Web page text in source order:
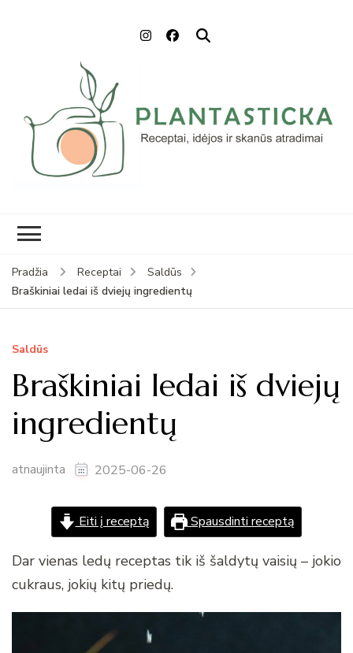
Pradžia Receptai
Saldūs
Braškiniai ledai iš dviejų ingredientų
Saldūs
Braškiniai ledai iš dviejų
ingredientų
atnaujinta 2025-06-26
Eiti į receptą Spausdinti receptą
Dar vienas ledų receptas tik iš šaldytų vaisių – jokio
cukraus, jokių kitų priedų.